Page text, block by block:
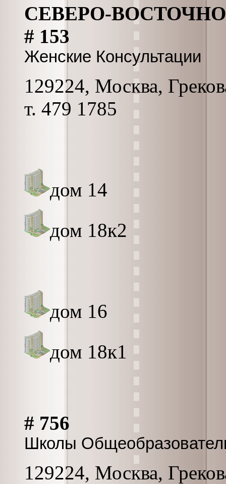
СЕВЕРО-
# 153
Женские Консультации
129224, Москва,
т. 479 1785
дом 14
дом 18к2
дом 16
дом 18к1
# 756
Школы
129224, Москва,